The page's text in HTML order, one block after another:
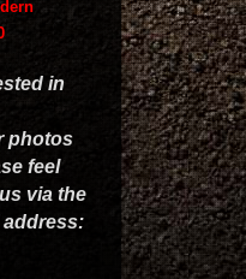
in
photos
feel
via the